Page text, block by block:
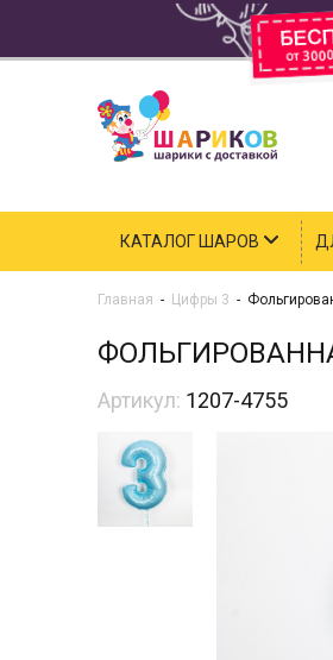
КАТАЛОГ ШАРОВ
Главная - Цифры 3 -
Артикул: 1207-4755